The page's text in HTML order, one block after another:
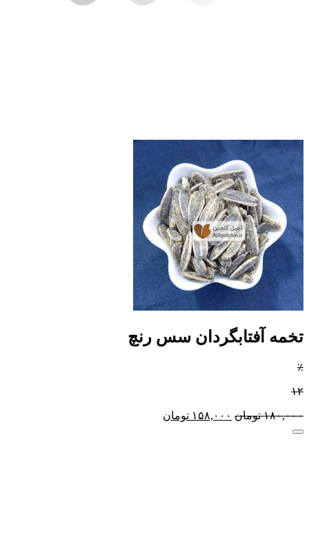
تخمه آفتابگردان سس رنچ
٪
۱۲
۱۸۰,۰۰۰ تومان ۱۵۸,۰۰۰ تومان